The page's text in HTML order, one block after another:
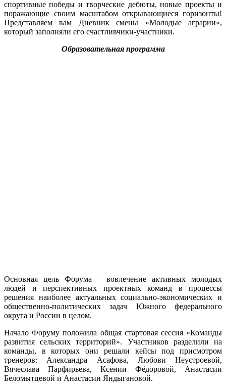
спортивные победы и творческие дебюты, новые проекты и
поражающие своим масштабом открывающиеся горизонты!
Представляем вам Дневник смены «Молодые аграрии»,
который заполняли его счастливчики-участники.
Образовательная программа
Основная цель Форума – вовлечение активных молодых
людей и перспективных проектных команд в процессы
решения наиболее актуальных социально-экономических и
общественно-политических задач Южного федерального
округа и России в целом.
Начало Форуму положила общая стартовая сессия «Команды
развития сельских территорий». Участников разделили на
команды, в которых они решали кейсы под присмотром
тренеров: Александра Асафова, Любови Неустроевой,
Вячеслава Парфирьева, Ксении Фёдоровой, Анастасии
Беломытцевой и Анастасии Яндыгановой.